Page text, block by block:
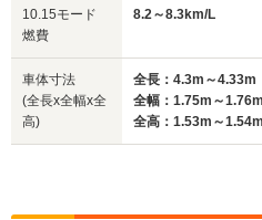
サイズ
(全長x全幅x全高)
全幅
1.77m
10.15モード
燃費
8.2～8.3km/L
車体寸法
(全長x全幅x全
高)
全長：4.3m～4.33m
全幅：1.75m～1.76m
全高：1.53m～1.54m